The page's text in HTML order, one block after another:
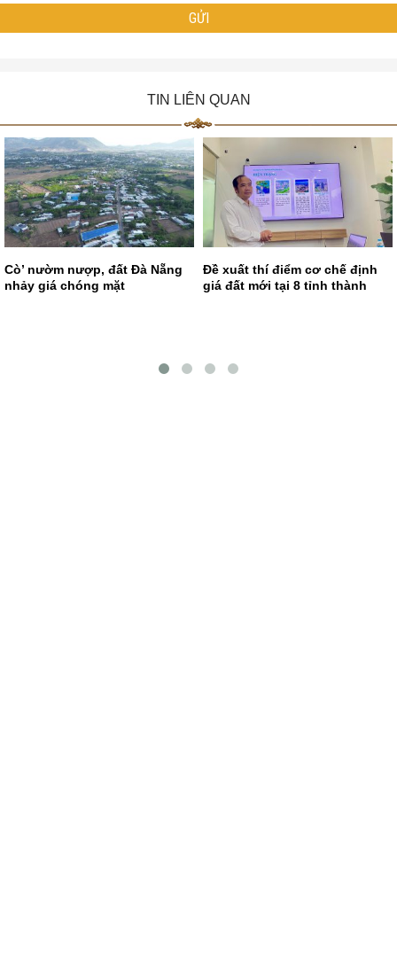
TIN LIÊN QUAN
Cò’ nườm nượp, đất Đà Nẵng
nhảy giá chóng mặt
Đề xuất thí điểm cơ chế định
giá đất mới tại 8 tỉnh thành